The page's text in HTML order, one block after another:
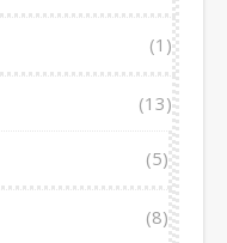
(1)
(13)
(5)
(8)